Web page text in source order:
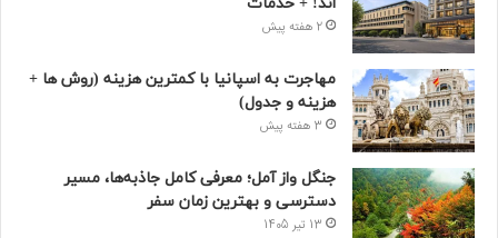
2 هفته پیش
مهاجرت به اسپانیا با کمترین هزینه (روش ها +
هزینه و جدول)
3 هفته پیش
جنگل واز آمل؛ معرفی کامل جاذبه‌ها، مسیر
دسترسی و بهترین زمان سفر
13 تیر 1405